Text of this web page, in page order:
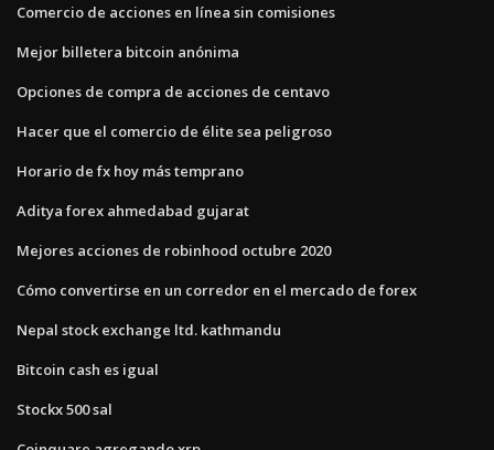
Comercio de acciones en línea sin comisiones
Mejor billetera bitcoin anónima
Opciones de compra de acciones de centavo
Hacer que el comercio de élite sea peligroso
Horario de fx hoy más temprano
Aditya forex ahmedabad gujarat
Mejores acciones de robinhood octubre 2020
Cómo convertirse en un corredor en el mercado de forex
Nepal stock exchange ltd. kathmandu
Bitcoin cash es igual
Stockx 500 sal